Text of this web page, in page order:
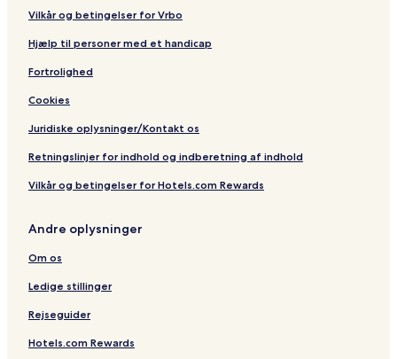
Vilkår og betingelser for Vrbo
Hjælp til personer med et handicap
Fortrolighed
Cookies
Juridiske oplysninger/Kontakt os
Retningslinjer for indhold og indberetning af indhold
Vilkår og betingelser for Hotels.com Rewards
Andre oplysninger
Om os
Ledige stillinger
Rejseguider
Hotels.com Rewards